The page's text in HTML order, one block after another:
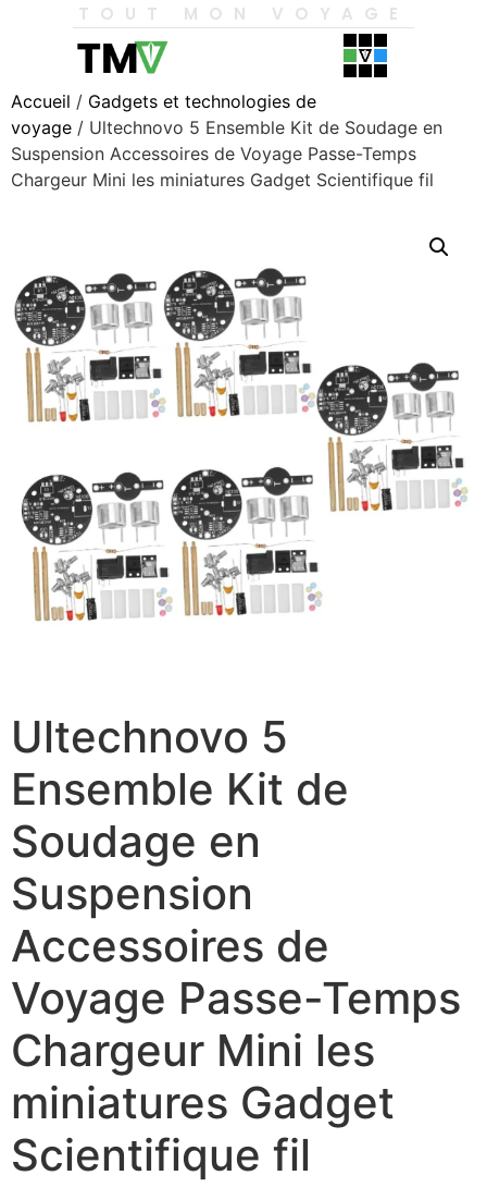
TOUT MON VOYAGE
Accueil / Gadgets et technologies de
voyage / Ultechnovo 5 Ensemble Kit de Soudage en
Suspension Accessoires de Voyage Passe-Temps
Chargeur Mini les miniatures Gadget Scientifique fil
Ultechnovo 5
Ensemble Kit de
Soudage en
Suspension
Accessoires de
Voyage Passe-Temps
Chargeur Mini les
miniatures Gadget
Scientifique fil